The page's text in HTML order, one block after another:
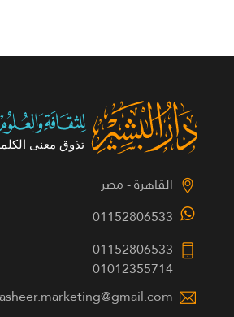
القاهرة - مصر
01152806533
01152806533
01012355714